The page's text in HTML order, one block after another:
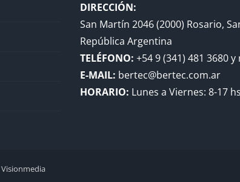
DIRECCIÓN:
San Martín 2046 (2000) Rosario,
República Argentina
TELÉFONO: +54 9 (341) 481 3680 y
E-MAIL: bertec@bertec.com.ar
HORARIO: Lunes a Viernes: 8-17
Visionmedia